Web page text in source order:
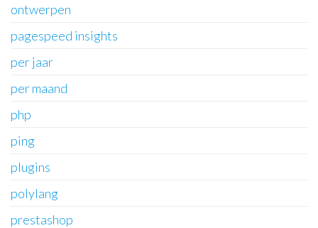
ontwerpen
pagespeed insights
per jaar
per maand
php
ping
plugins
polylang
prestashop